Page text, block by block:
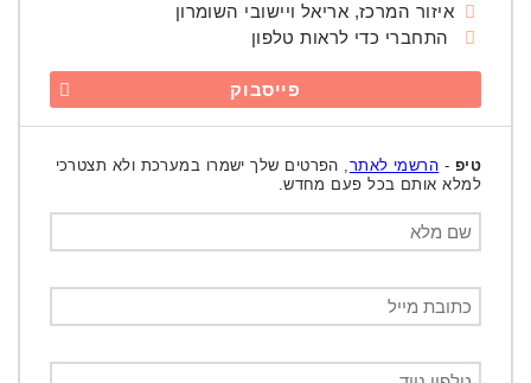
איזור המרכז, אריאל ויישובי השומרון
התחברי כדי לראות טלפון
פייסבוק
טיפ - הרשמי לאתר, הפרטים שלך ישמרו במערכת ולא תצטרכי
למלא אותם בכל פעם מחדש.